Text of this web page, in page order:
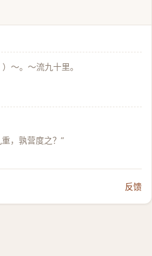
～。～流九十里。
，孰营度之？”
反馈